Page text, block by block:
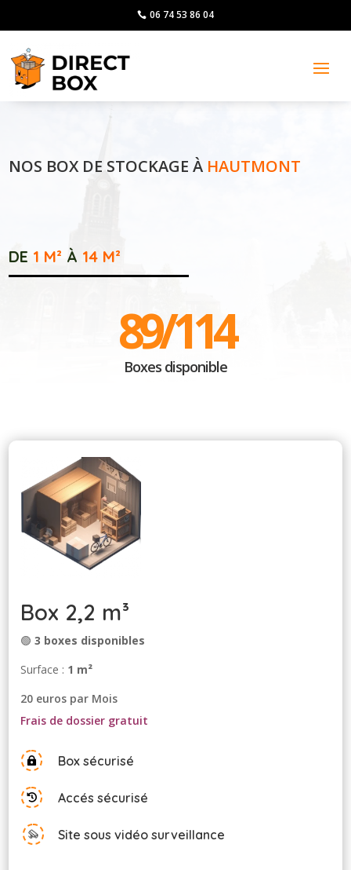
06 74 53 86 04
NOS BOX DE STOCKAGE À HAUTMONT
DE 1 M² À 14 M²
89/114
Boxes disponible
Box 2,2 m³
🟢3 boxes disponibles
Surface : 1 m²
20 euros par Mois
Frais de dossier gratuit
 Box sécurisé
 Accés sécurisé
Site sous vidéo surveillance